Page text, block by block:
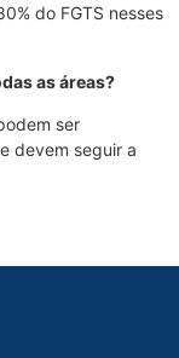
do FGTS nesses
as áreas?
ser
devem seguir a